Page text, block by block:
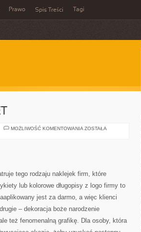
Prawo Spis Treści Tagi
MOŻLIWOŚĆ KOMENTOWANIA WSPÓŁCZEŚNIE
ZOSTAŁA
tego rodzaju naklejek firm, które
lub kolorowe długopisy z logo firmy to
jest za darmo, a więc klienci
– dekoracja boże narodzenie
też fenomenalną grafikę. Dla osoby, która